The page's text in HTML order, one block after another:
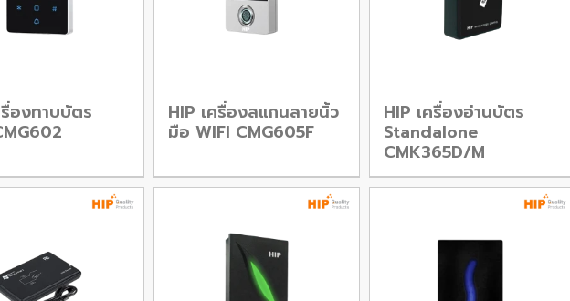
องทาบบัตร HIP เครื่องสแกนลายนิ้ว
มือ WIFI CMG605F
HIP เครื่องอ่านบัตร
Standalone
CMK365D/M